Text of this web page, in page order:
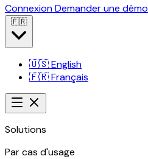
ConnexionDemander une démo
🇫🇷
🇺🇸English
🇫🇷Français
Solutions
Par cas d'usage